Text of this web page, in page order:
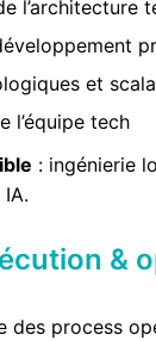
l’architecture
et
l’équipe tech
: ingénierie
&
des process